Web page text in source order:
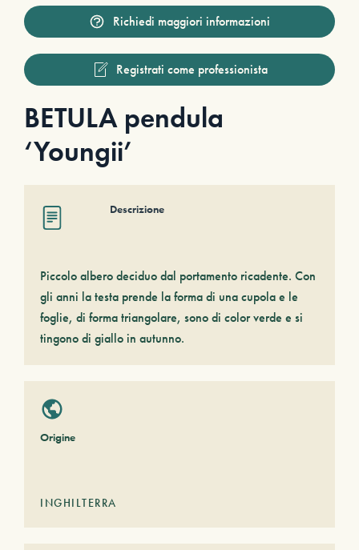
Richiedi maggiori informazioni
Registrati come professionista
BETULA pendula
‘Youngii’
Descrizione
Piccolo albero deciduo dal portamento ricadente. Con
gli anni la testa prende la forma di una cupola e le
foglie, di forma triangolare, sono di color verde e si
tingono di giallo in autunno.
Origine
INGHILTERRA